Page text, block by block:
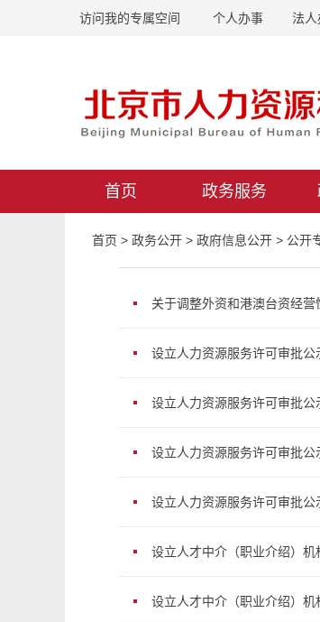
访问我的专属空间 个人办事 法
首页 政务服务
首页 > 政务公开 > 政府信息公开 > 公开
关于调整外资和港澳台资经
设立人力资源服务许可审批公
设立人力资源服务许可审批公
设立人力资源服务许可审批公
设立人力资源服务许可审批公
设立人才中介（职业介绍）机
设立人才中介（职业介绍）机